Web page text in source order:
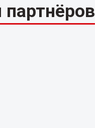
партнёров